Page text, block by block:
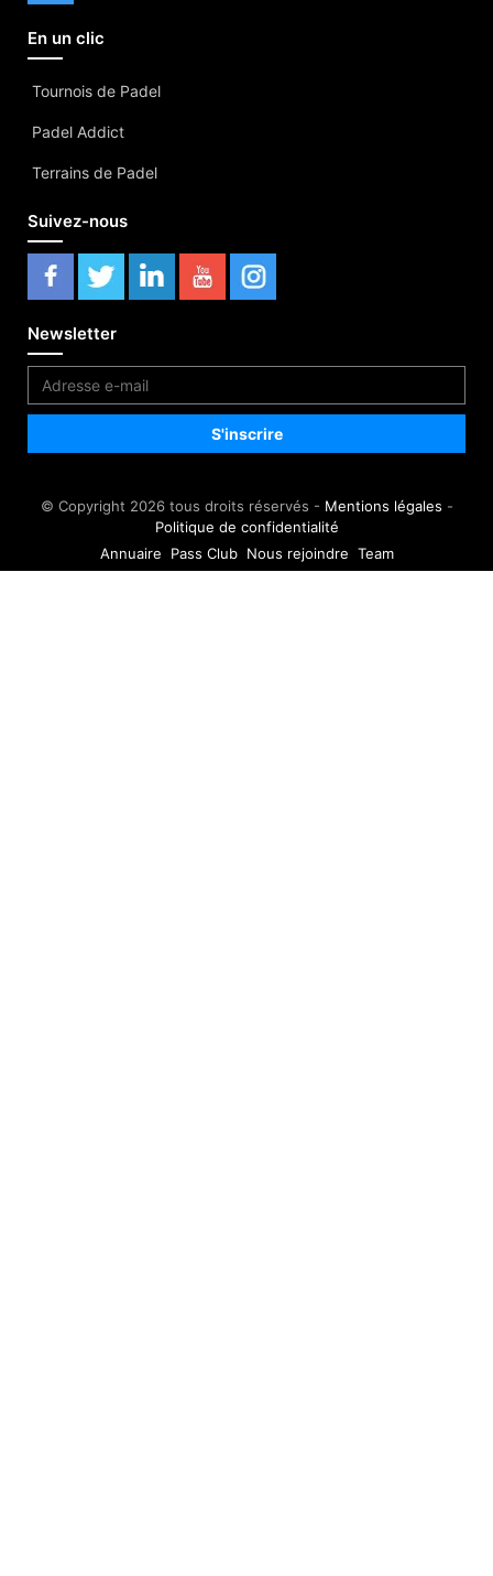
En un clic
Tournois de Padel
Padel Addict
Terrains de Padel
Suivez-nous
Newsletter
© Copyright 2026 tous droits réservés - Mentions légales -
Politique de confidentialité
Annuaire
Pass Club Nous rejoindre Team